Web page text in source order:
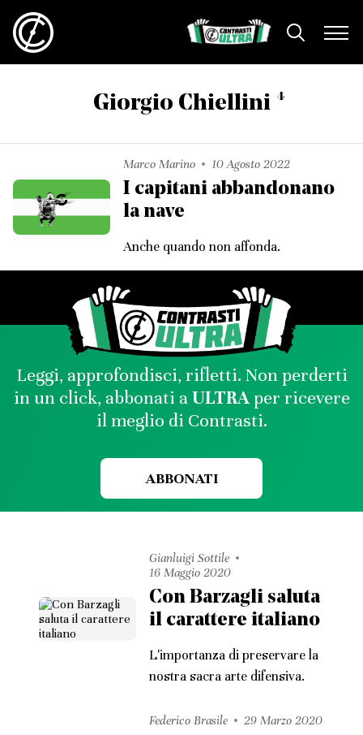
Giorgio Chiellini 4
Marco Marino 10 Agosto 2022
I capitani abbandonano
la nave
Anche quando non affonda.
Leggi, approfondisci, rifletti. Non perderti
in un click, abbonati aULTRAper ricevere
il meglio di Contrasti.
ABBONATI
Gianluigi Sottile
16 Maggio 2020
Con Barzagli saluta
il carattere italiano
L'importanza di preservare la
nostra sacra arte difensiva.
Federico Brasile 29 Marzo 2020